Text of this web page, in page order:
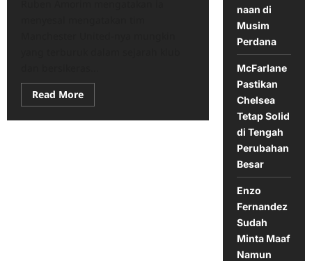
Read MoreRead
more
Ruben
naan di
Musim
Perdana
McFarlane
Pastikan
Chelsea
Tetap Solid
di Tengah
Perubahan
Besar
Enzo
Fernandez
Sudah
Minta Maaf
Namun